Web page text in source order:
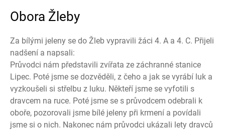
Obora Žleby
Za bílými jeleny se do Žleb vypravili žáci 4. A a 4. C. Přijeli
nadšení a napsali:
Průvodci nám představili zvířata ze záchranné stanice
Lipec. Poté jsme se dozvěděli, z čeho a jak se vyrábí luk a
vyzkoušeli si střelbu z luku. Někteří jsme se vyfotili s
dravcem na ruce. Poté jsme se s průvodcem odebrali k
oboře, pozorovali jsme bílé jeleny při krmení a povídali
jsme si o nich. Nakonec nám průvodci ukázali lety dravců